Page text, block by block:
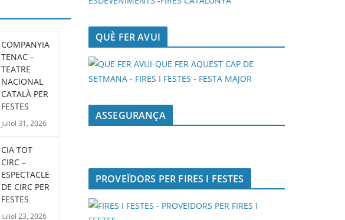
COMPANYIA
TENAC –
TEATRE
NACIONAL
CATALÀ PER
FESTES
juliol 31, 2026
CIA TOT
CIRC –
ESPECTACLE
DE CIRC PER
FESTES
juliol 23, 2026
QUÈ FER AVUI
ASSEGURANÇA
PROVEÏDORS PER FIRES I FESTES